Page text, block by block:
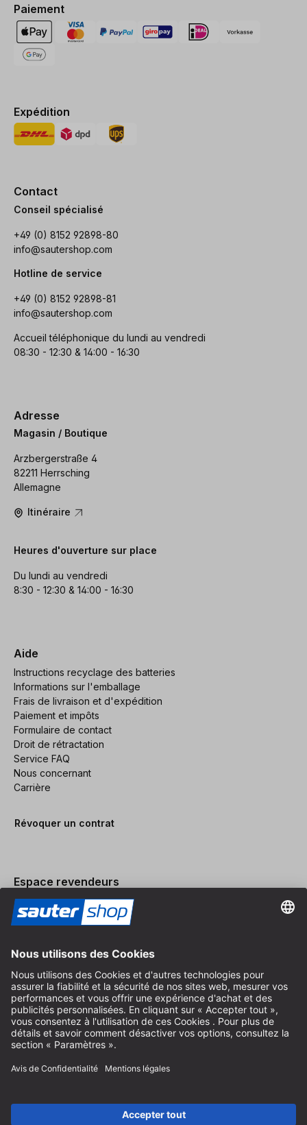
Paiement
Expédition
Contact
Conseil spécialisé
+49 (0) 8152 92898-80
info@sautershop.com
Hotline de service
+49 (0) 8152 92898-81
info@sautershop.com
Accueil téléphonique du lundi au vendredi
08:30 - 12:30 & 14:00 - 16:30
Adresse
Magasin / Boutique
Arzbergerstraße 4
82211 Herrsching
Allemagne
Itinéraire
Heures d'ouverture sur place
Du lundi au vendredi
8:30 - 12:30 & 14:00 - 16:30
Aide
Instructions recyclage des batteries
Informations sur l'emballage
Frais de livraison et d'expédition
Paiement et impôts
Formulaire de contact
Droit de rétractation
Service FAQ
Nous concernant
Carrière
Révoquer un contrat
Espace revendeurs
Devenir revendeur
Mentions légales
Conditions Générales
Protection des Données
Paramètres des Cookies
TVA incl. / frais de port en sus
* livraison gratuite à partir de 150 euros d'achat en Allemagne pour